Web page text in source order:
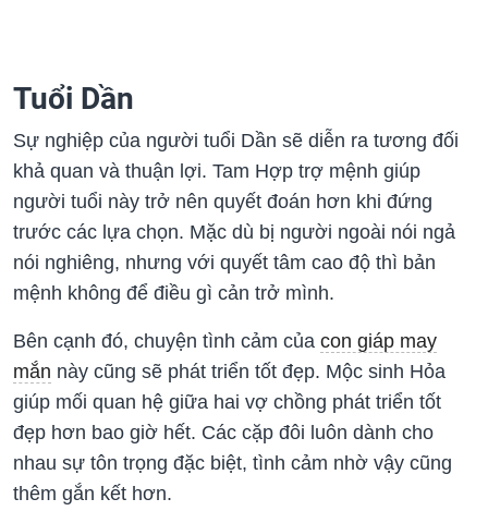
Tuổi Dần
Sự nghiệp của người tuổi Dần sẽ diễn ra tương đối
khả quan và thuận lợi. Tam Hợp trợ mệnh giúp
người tuổi này trở nên quyết đoán hơn khi đứng
trước các lựa chọn. Mặc dù bị người ngoài nói ngả
nói nghiêng, nhưng với quyết tâm cao độ thì bản
mệnh không để điều gì cản trở mình.
Bên cạnh đó, chuyện tình cảm của con giáp may
mắn này cũng sẽ phát triển tốt đẹp. Mộc sinh Hỏa
giúp mối quan hệ giữa hai vợ chồng phát triển tốt
đẹp hơn bao giờ hết. Các cặp đôi luôn dành cho
nhau sự tôn trọng đặc biệt, tình cảm nhờ vậy cũng
thêm gắn kết hơn.